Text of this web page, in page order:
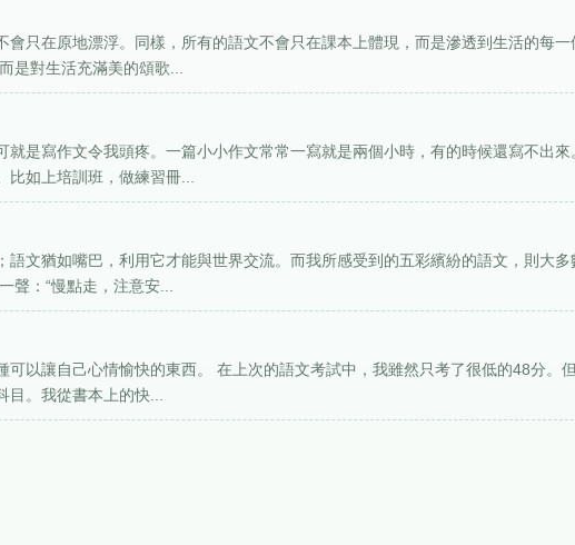
會只在原地漂浮。同樣，所有的語文不會只在課本上體現，而是滲透到生活的每一
是對生活充滿美的頌歌...
是寫作文令我頭疼。一篇小小作文常常一寫就是兩個小時，有的時候還寫不出來
如上培訓班，做練習冊...
語文猶如嘴巴，利用它才能與世界交流。而我所感受到的五彩繽紛的語文，則大多
聲：“慢點走，注意安...
可以讓自己心情愉快的東西。 在上次的語文考試中，我雖然只考了很低的48分。
。我從書本上的快...